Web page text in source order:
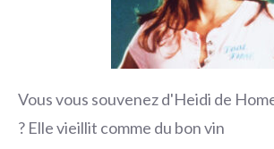
Vous vous souvenez d'Heidi de
? Elle vieillit comme du bon vin